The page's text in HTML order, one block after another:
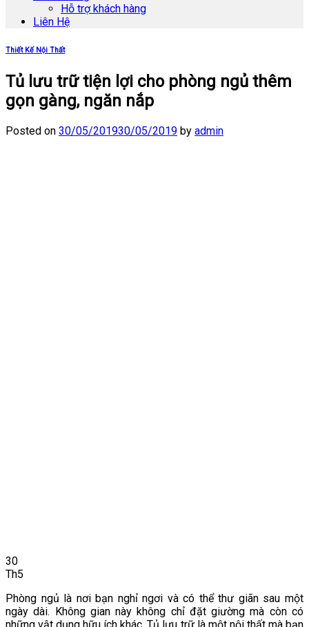
Hỗ trợ khách hàng
Liên Hệ
Thiết Kế Nội Thất
Tủ lưu trữ tiện lợi cho phòng ngủ thêm
gọn gàng, ngăn nắp
Posted on 30/05/201930/05/2019 by admin
30
Th5
Phòng ngủ là nơi bạn nghỉ ngơi và có thể thư giãn sau một
ngày dài. Không gian này không chỉ đặt giường mà còn có